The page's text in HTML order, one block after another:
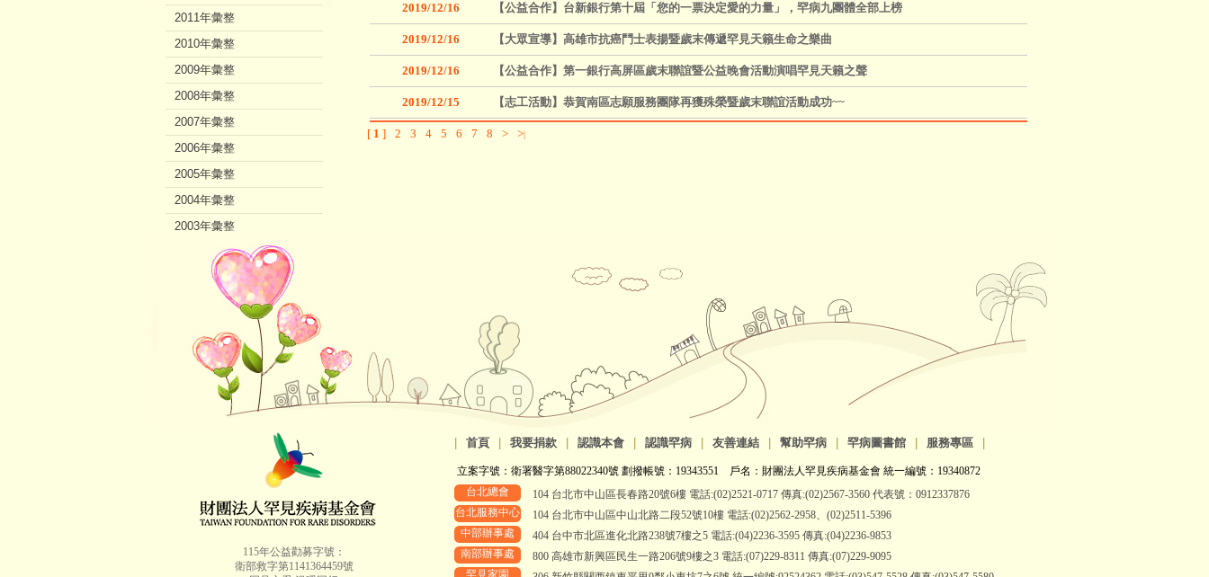
2019/12/16 【公益合作】台新銀行第十屆「您的一票決定愛的力量」，罕病九團體全部上榜
2019/12/16 【大眾宣導】高雄市抗癌鬥士表揚暨歲末傳遞罕見天籟生命之樂曲
2019/12/16 【公益合作】第一銀行高屏區歲末聯誼暨公益晚會活動演唱罕見天籟之聲
2019/12/15 【志工活動】恭賀南區志願服務團隊再獲殊榮暨歲末聯誼活動成功~~
[ 1 ] 2 3 4 5 6 7 8 > >|
2011年彙整
2010年彙整
2009年彙整
2008年彙整
2007年彙整
2006年彙整
2005年彙整
2004年彙整
2003年彙整
2002年彙整
115年公益勸募字號：
衛部救字第1141364459號
首頁 我要捐款 認識本會 認識罕病 友善連結 幫助罕病 罕病圖書館 服務專區
立案字號：衛署醫字第88022340號 劃撥帳號：19343551 戶名：財團法人罕見疾病基金會 統一編號：19340872
台北總會
104 台北市中山區長春路20號6樓 電話:(02)2521-0717 傳真:(02)2567-3560 代表號：0912337876
台北服務中心
104 台北市中山區中山北路二段52號10樓 電話:(02)2562-2958、(02)2511-5396
中部辦事處
404 台中市北區進化北路238號7樓之5 電話:(04)2236-3595 傳真:(04)2236-9853
南部辦事處
800 高雄市新興區民生一路206號9樓之3 電話:(07)229-8311 傳真:(07)229-9095
罕見家園